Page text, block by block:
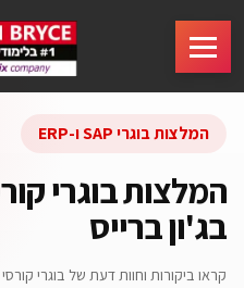
המלצות בוגרי SAP ו-ERP
בג'ון ברייס